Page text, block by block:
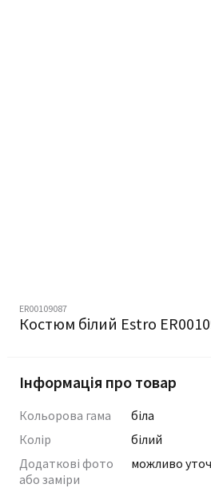
ER00109087
Костюм білий Estro
Інформація про товар
Кольорова гама
біла
Колір
білий
Додаткові фото
або заміри
можливо